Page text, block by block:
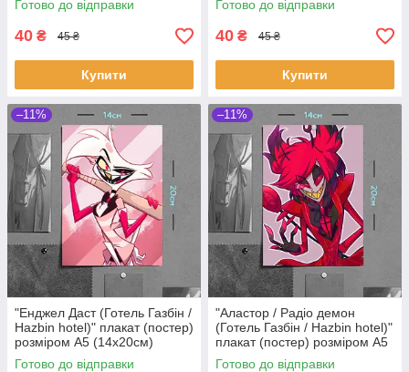
Готово до відправки
40 ₴ 45 ₴
Купити
Готово до відправки
40 ₴ 45 ₴
Купити
–11%
"Енджел Даст (Готель Газбін /
Hazbin hotel)" плакат (постер)
розміром А5 (14х20см)
Готово до відправки
–11%
"Аластор / Радіо демон
(Готель Газбін / Hazbin hotel)"
плакат (постер) розміром А5
(14х20см)
Готово до відправки